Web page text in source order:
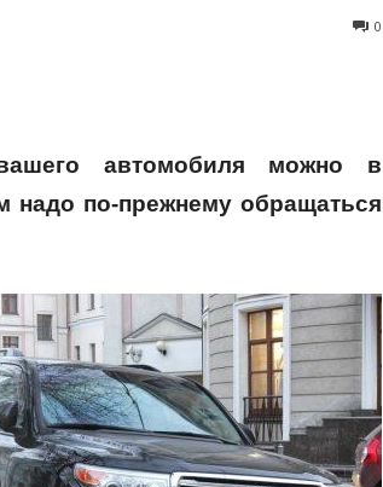
0
автомобиля можно в
надо по-прежнему обращаться